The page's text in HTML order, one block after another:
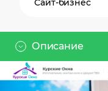
Сайт-бизнес
Все тарифы
Лендинг
Описание
Клиент